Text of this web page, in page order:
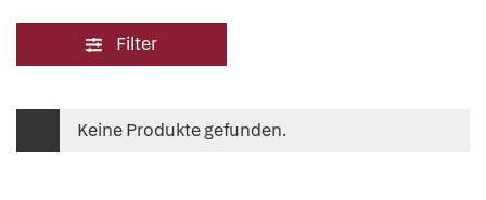
Filter
Keine Produkte gefunden.